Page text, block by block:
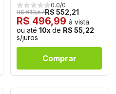
0.0/0
R$ 613,57R$ 552,21
R$ 496,99 à vista
ou até 10x de R$ 55,22
s/juros
Comprar